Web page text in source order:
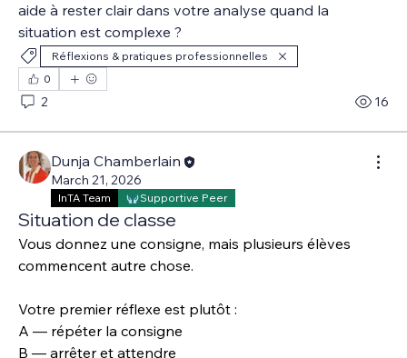
aide à rester clair dans votre analyse quand la
situation est complexe ?
Réflexions & pratiques professionnelles
0
2 16
Dunja Chamberlain
March 21, 2026
InTA Team Supportive Peer
Situation de classe
Vous donnez une consigne, mais plusieurs élèves
commencent autre chose.
Votre premier réflexe est plutôt :
A — répéter la consigne
B — arrêter et attendre